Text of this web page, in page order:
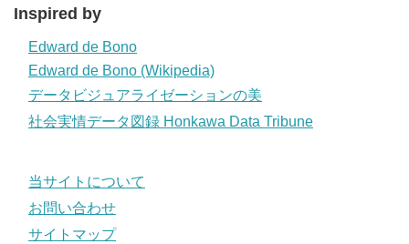
Inspired by
Edward de Bono
Edward de Bono (Wikipedia)
データビジュアライゼーションの美
社会実情データ図録 Honkawa Data Tribune
当サイトについて
お問い合わせ
サイトマップ